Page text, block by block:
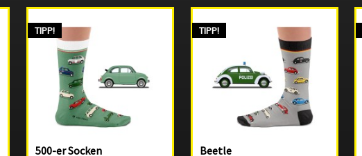
TIPP!
500-er Socken
TIPP!
Beetle